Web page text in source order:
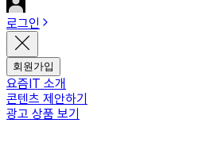
로그인
회원가입
요즘IT 소개
콘텐츠 제안하기
광고 상품 보기